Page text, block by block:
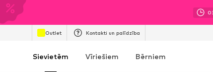
Outlet Kontakti un palīdzība
Sievietēm Vīriešiem Bērniem